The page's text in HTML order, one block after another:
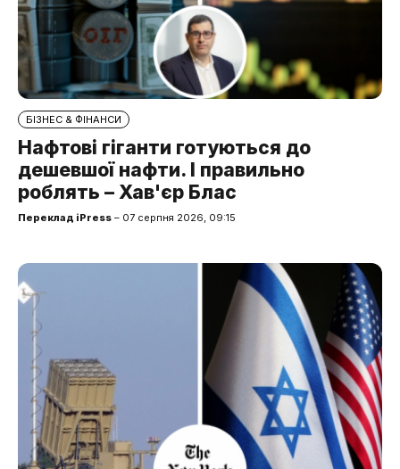
БІЗНЕС & ФІНАНСИ
Нафтові гіганти готуються до
дешевшої нафти. І правильно
роблять – Хав'єр Блас
Переклад iPress – 07 серпня 2026, 09:15